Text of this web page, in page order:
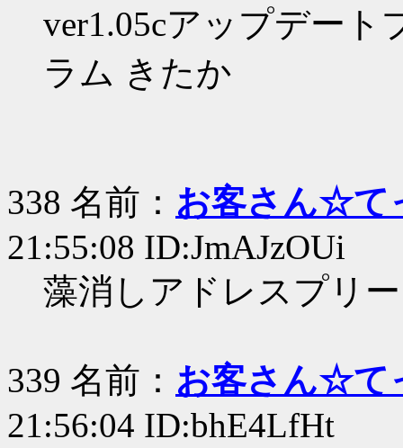
ver1.05cアップデート
ラム きたか
338 名前： お客さん☆て
21:55:08 ID:JmAJzOUi
藻消しアドレスプリ
339 名前： お客さん☆て
21:56:04 ID:bhE4LfHt